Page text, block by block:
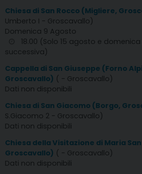
Chiesa di San Rocco (Migliere,
Umberto I - Groscavallo)
Domenica 9 Agosto
18.00 (Solo 15 agosto e
successiva)
Cappella di San Giuseppe (Forno
Groscavallo) ( - Groscavallo)
Dati non disponibili
Chiesa di San Giacomo (Borgo,
S.Giacomo 2 - Groscavallo)
Dati non disponibili
Chiesa della Visitazione di Maria
Groscavallo) ( - Groscavallo)
Dati non disponibili